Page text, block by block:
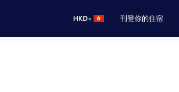
HKD• 刊登你的住宿